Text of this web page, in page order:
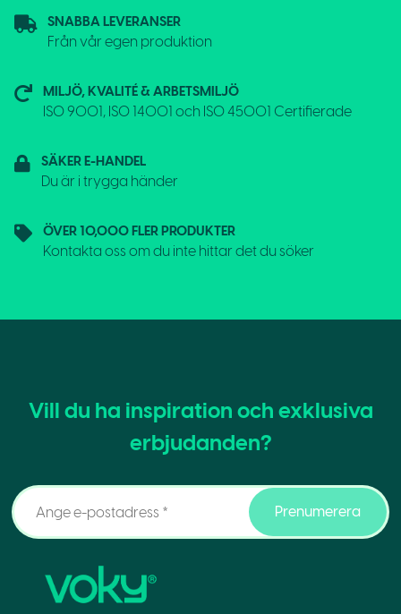
SNABBA LEVERANSER
Från vår egen produktion
MILJÖ, KVALITÉ & ARBETSMILJÖ
ISO 9001, ISO 14001 och ISO 45001 Certifierade
SÄKER E-HANDEL
Du är i trygga händer
ÖVER 10,000 FLER PRODUKTER
Kontakta oss om du inte hittar det du söker
Vill du ha inspiration och exklusiva
erbjudanden?
Prenumerera